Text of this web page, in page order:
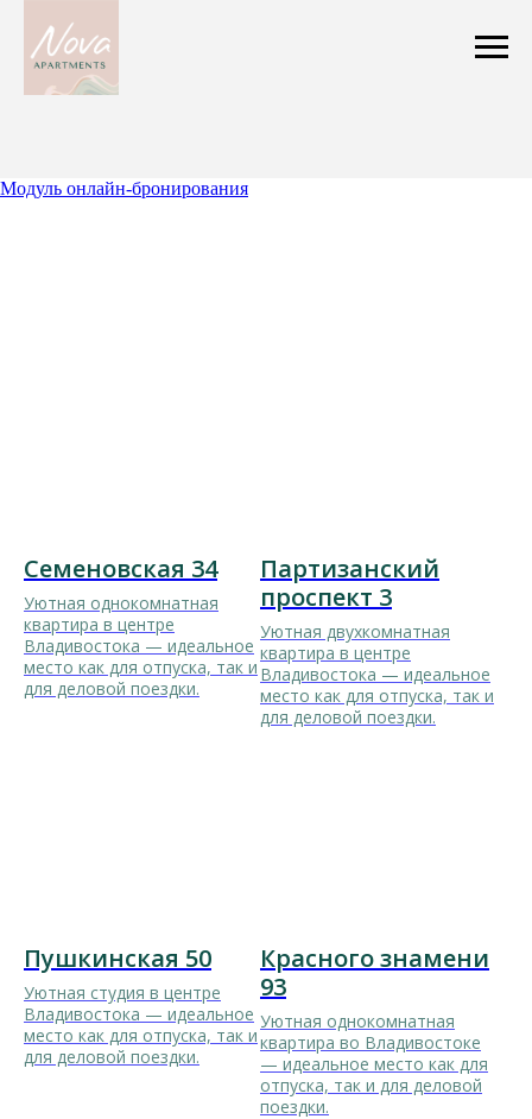
Модуль онлайн-бронирования
Семеновская 34
Уютная однокомнатная
квартира в центре
Владивостока — идеальное
место как для отпуска, так и
для деловой поездки.
Партизанский
проспект 3
Уютная двухкомнатная
квартира в центре
Владивостока — идеальное
место как для отпуска, так и
для деловой поездки.
Пушкинская 50
Уютная студия в центре
Владивостока — идеальное
место как для отпуска, так и
для деловой поездки.
Красного знамени
93
Уютная однокомнатная
квартира во Владивостоке
— идеальное место как для
отпуска, так и для деловой
поездки.